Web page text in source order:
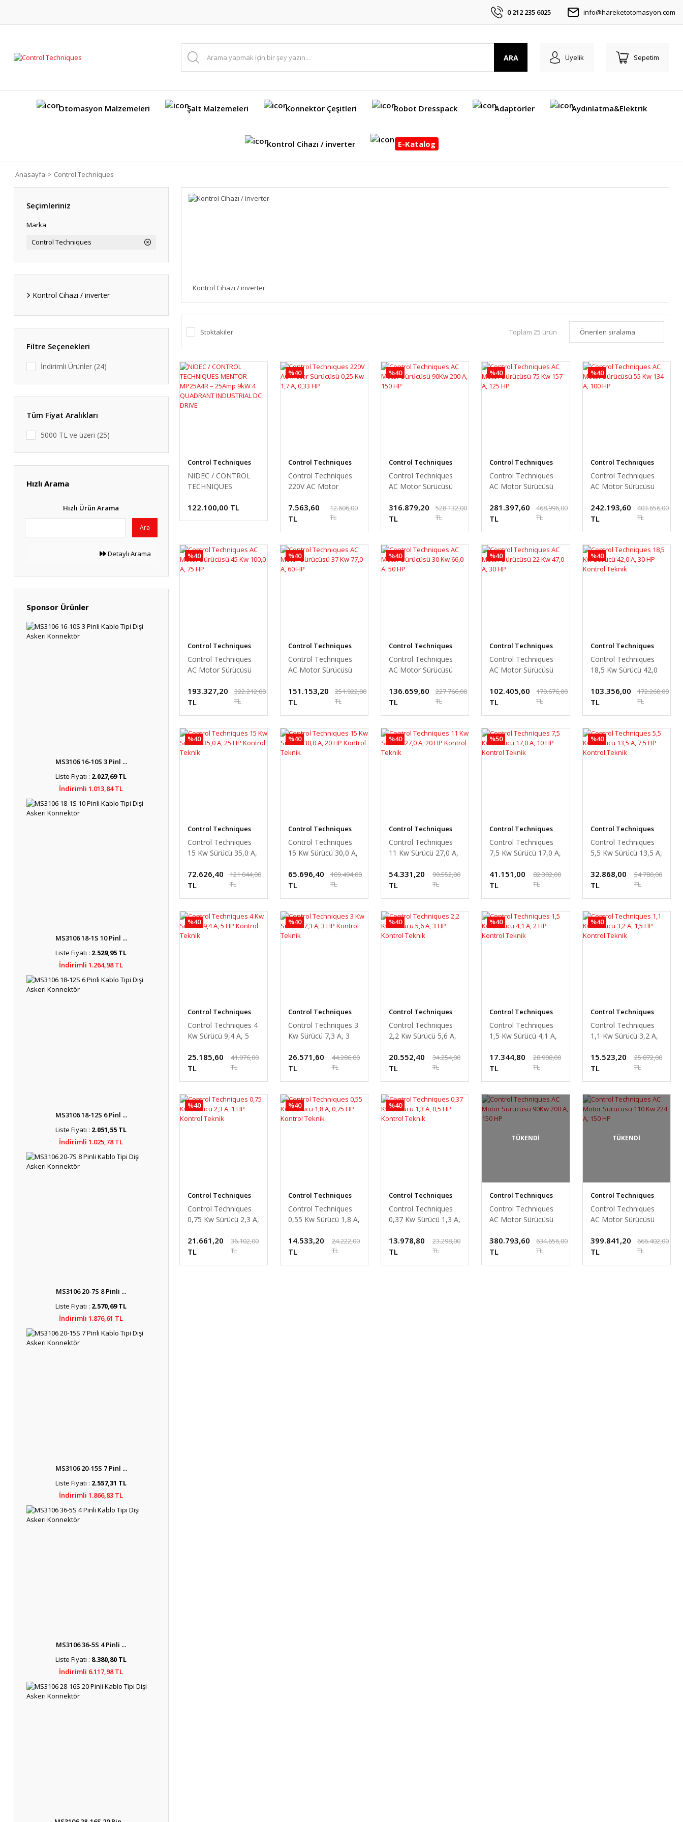
0 212 235 6025 info@hareketotomasyon.com
ARA Üyelik Sepetim
Otomasyon Malzemeleri Şalt Malzemeleri Konnektör Çeşitleri Robot Dresspack Adaptörler Aydınlatma&Elektrik
Kontrol Cihazı / inverter E-Katalog
Anasayfa Control Techniques
Seçimleriniz
Marka
Control Techniques
Kontrol Cihazı / inverter
Filtre Seçenekleri
İndirimli Ürünler (24)
Tüm Fiyat Aralıkları
5000 TL ve üzeri (25)
Hızlı Arama
Hızlı Ürün Arama
Ara
Detaylı Arama
Sponsor Ürünler
MS3106 16-10S 3 Pinl ...
Liste Fiyatı : 2.027,69 TL
İndirimli 1.013,84 TL
MS3106 18-1S 10 Pinl ...
Liste Fiyatı : 2.529,95 TL
İndirimli 1.264,98 TL
MS3106 18-12S 6 Pinl ...
Liste Fiyatı : 2.051,55 TL
İndirimli 1.025,78 TL
MS3106 20-7S 8 Pinli ...
Liste Fiyatı : 2.570,69 TL
İndirimli 1.876,61 TL
MS3106 20-15S 7 Pinl ...
Liste Fiyatı : 2.557,31 TL
İndirimli 1.866,83 TL
MS3106 36-5S 4 Pinli ...
Liste Fiyatı : 8.380,80 TL
İndirimli 6.117,98 TL
Kontrol Cihazı / inverter
Stoktakiler Toplam 25 ürün
Control Techniques
NIDEC / CONTROL
TECHNIQUES
25Amp 9kW 4
QUADRANT
122.100,00 TL
%40
Control Techniques
Control Techniques
220V AC Motor
A, 0,33 HP
7.563,60
TL
12.606,00
TL
%40
Control Techniques
Control Techniques
AC Motor Sürücüsü
316.879,20
TL
528.132,00
TL
%40
Control Techniques
Control Techniques
AC Motor Sürücüsü
281.397,60
TL
468.996,00
TL
%40
Control Techniques
Control Techniques
AC Motor Sürücüsü
242.193,60
TL
403.656,00
TL
%40
Control Techniques
Control Techniques
AC Motor Sürücüsü
193.327,20
TL
322.212,00
TL
%40
Control Techniques
Control Techniques
AC Motor Sürücüsü
151.153,20
TL
251.922,00
TL
%40
Control Techniques
Control Techniques
AC Motor Sürücüsü
136.659,60
TL
227.766,00
TL
%40
Control Techniques
Control Techniques
AC Motor Sürücüsü
102.405,60
TL
170.676,00
TL
%40
Control Techniques
Control Techniques
18,5 Kw Sürücü 42,0
Teknik
103.356,00
TL
172.260,00
TL
%40
Control Techniques
Control Techniques
15 Kw Sürücü 35,0 A,
72.626,40
TL
121.044,00
TL
%40
Control Techniques
Control Techniques
15 Kw Sürücü 30,0 A,
65.696,40
TL
109.494,00
TL
%40
Control Techniques
Control Techniques
11 Kw Sürücü 27,0 A,
54.331,20
TL
90.552,00
TL
%50
Control Techniques
Control Techniques
7,5 Kw Sürücü 17,0 A,
41.151,00
TL
82.302,00
TL
%40
Control Techniques
Control Techniques
5,5 Kw Sürücü 13,5 A,
32.868,00
TL
54.780,00
TL
%40
Control Techniques
Control Techniques 4
Kw Sürücü 9,4 A, 5
25.185,60
TL
41.976,00
TL
%40
Control Techniques
Control Techniques 3
Kw Sürücü 7,3 A, 3
26.571,60
TL
44.286,00
TL
%40
Control Techniques
Control Techniques
2,2 Kw Sürücü 5,6 A,
20.552,40
TL
34.254,00
TL
%40
Control Techniques
Control Techniques
1,5 Kw Sürücü 4,1 A,
17.344,80
TL
28.908,00
TL
%40
Control Techniques
Control Techniques
1,1 Kw Sürücü 3,2 A,
15.523,20
TL
25.872,00
TL
%40
Control Techniques
Control Techniques
0,75 Kw Sürücü 2,3 A,
21.661,20
TL
36.102,00
TL
%40
Control Techniques
Control Techniques
0,55 Kw Sürücü 1,8 A,
Teknik
14.533,20
TL
24.222,00
TL
%40
Control Techniques
Control Techniques
0,37 Kw Sürücü 1,3 A,
13.978,80
TL
23.298,00
TL
TÜKENDİ
Control Techniques
Control Techniques
AC Motor Sürücüsü
380.793,60
TL
634.656,00
TL
TÜKENDİ
Control Techniques
Control Techniques
AC Motor Sürücüsü
HP
399.841,20
TL
666.402,00
TL